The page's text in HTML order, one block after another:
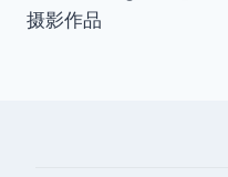
摄影作品